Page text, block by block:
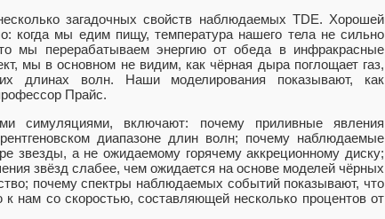
загадочных свойств наблюдаемых TDE. Хорошей
когда мы едим пищу, температура нашего тела не сильно
мы перерабатываем энергию от обеда в инфракрасные
мы в основном не видим, как чёрная дыра поглощает газ,
длинах волн. Наши моделирования показывают, как
Прайс.
симуляциями, включают: почему приливные явления
диапазоне длин волн; почему наблюдаемые
звезды, а не ожидаемому горячему аккреционному диску;
звёзд слабее, чем ожидается на основе моделей чёрных
почему спектры наблюдаемых событий показывают, что
нам со скоростью, составляющей несколько процентов от